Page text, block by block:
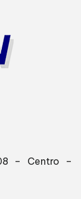
– Centro –